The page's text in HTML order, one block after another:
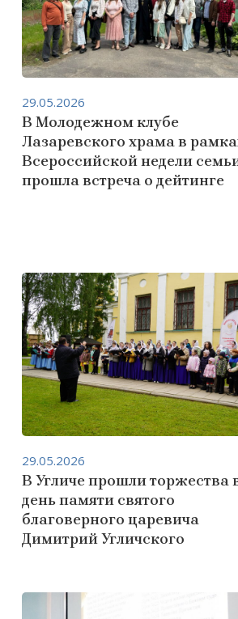
В Молодежном клубе
Лазаревского храма в
Всероссийской недели
прошла встреча о дейтинге
29.05.2026
В Угличе прошли торжества
день памяти святого
благоверного царевича
Димитрий Угличского
29.05.2026